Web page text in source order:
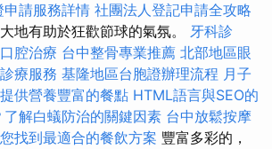
申請服務詳情 社團法人登記申請全攻略
地有助於狂歡節球的氣氛。 牙科診
腔治療 台中整骨專業推薦 北部地區眼
療服務 基隆地區台胞證辦理流程 月子
供營養豐富的餐點 HTML語言與SEO的
了解白蟻防治的關鍵因素 台中放鬆按摩
找到最適合的餐飲方案 豐富多彩的，